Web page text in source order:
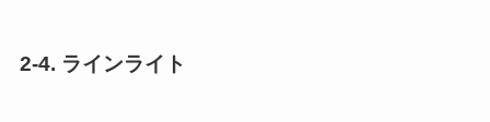
2-4. ラインライト